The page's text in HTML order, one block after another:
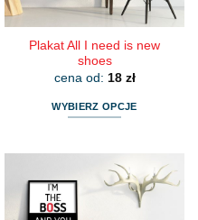
produktu
Plakat All I need is new
shoes
cena od: 18 zł
WYBIERZ OPCJE
wiele
wariantów.